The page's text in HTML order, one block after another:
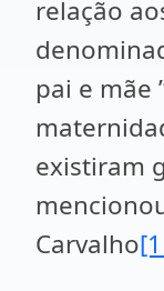
relação
pai e mãe
existiram
Carvalho